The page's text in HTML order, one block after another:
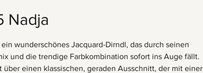
Nadja
wunderschönes Jacquard-Dirndl, das durch seinen
und die trendige Farbkombination sofort ins Auge fällt.
über einen klassischen, geraden Ausschnitt, der mit einer